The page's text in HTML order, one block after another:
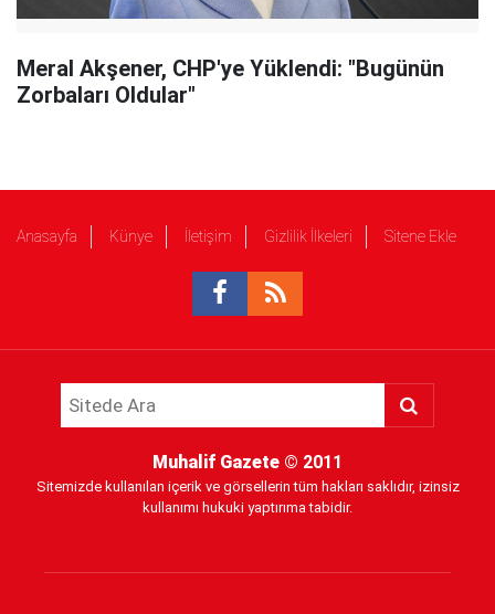
Meral Akşener, CHP'ye Yüklendi: "Bugünün
Zorbaları Oldular"
Anasayfa Künye İletişim Gizlilik İlkeleri Sitene Ekle
Muhalif Gazete © 2011
Sitemizde kullanılan içerik ve görsellerin tüm hakları saklıdır, izinsiz
kullanımı hukuki yaptırıma tabidir.